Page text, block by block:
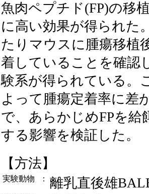
魚肉ペプチド(FP)の移
に高い効果が得られた
たりマウスに腫瘍移植
着していることを確認
験系が得られている。
よって腫瘍定着率に差
で、あらかじめFPを給
する影響を検証した。
【方法】
実験動物 ： 離乳直後雄